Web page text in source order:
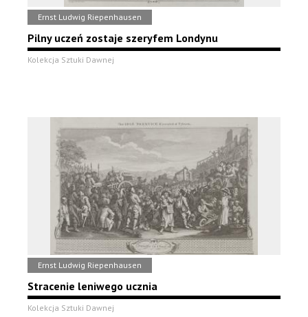
Ernst Ludwig Riepenhausen
Pilny uczeń zostaje szeryfem Londynu
Kolekcja Sztuki Dawnej
Ernst Ludwig Riepenhausen
Stracenie leniwego ucznia
Kolekcja Sztuki Dawnej